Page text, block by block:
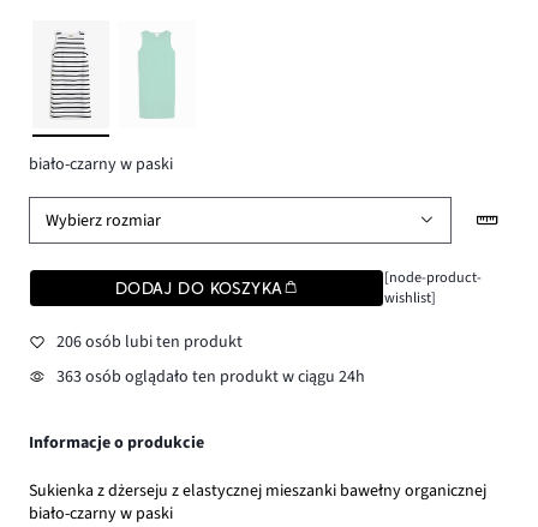
biało-czarny w paski
Wybierz rozmiar
DODAJ DO KOSZYKA
[node-product-
wishlist]
206 osób lubi ten produkt
363 osób oglądało ten produkt w ciągu 24h
Informacje o produkcie
Sukienka z dżerseju z elastycznej mieszanki bawełny organicznej
biało-czarny w paski